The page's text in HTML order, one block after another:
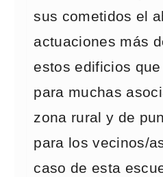
sus cometidos el
actuaciones más
estos edificios
para muchas
zona rural y de
para los vecinos/
caso de esta